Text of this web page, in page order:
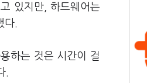
있지만, 하드웨어는
.
하는 것은 시간이 걸
.